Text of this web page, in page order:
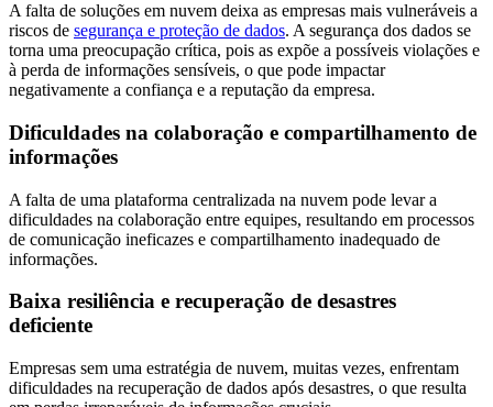
A falta de soluções em nuvem deixa as empresas mais vulneráveis a
riscos de segurança e proteção de dados. A segurança dos dados se
torna uma preocupação crítica, pois as expõe a possíveis violações e
à perda de informações sensíveis, o que pode impactar
negativamente a confiança e a reputação da empresa.
Dificuldades na colaboração e compartilhamento de
informações
A falta de uma plataforma centralizada na nuvem pode levar a
dificuldades na colaboração entre equipes, resultando em processos
de comunicação ineficazes e compartilhamento inadequado de
informações.
Baixa resiliência e recuperação de desastres
deficiente
Empresas sem uma estratégia de nuvem, muitas vezes, enfrentam
dificuldades na recuperação de dados após desastres, o que resulta